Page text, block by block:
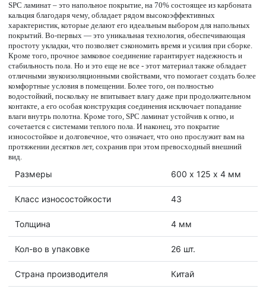
SPC ламинат – это напольное покрытие, на 70% состоящее из карбоната
кальция благодаря чему, обладает рядом высокоэффективных
характеристик, которые делают его идеальным выбором для напольных
покрытий. Во-первых — это уникальная технология, обеспечивающая
простоту укладки, что позволяет сэкономить время и усилия при сборке.
Кроме того, прочное замковое соединение гарантирует надежность и
стабильность пола. Но и это еще не все - этот материал также обладает
отличными звукоизоляционными свойствами, что помогает создать более
комфортные условия в помещении. Более того, он полностью
водостойкий, поскольку не впитывает влагу даже при продолжительном
контакте, а его особая конструкция соединения исключает попадание
влаги внутрь полотна. Кроме того, SPC ламинат устойчив к огню, и
сочетается с системами теплого пола. И наконец, это покрытие
износостойкое и долговечное, что означает, что оно прослужит вам на
протяжении десятков лет, сохранив при этом превосходный внешний
вид.
Размеры 600 х 125 х 4 мм
Класс износостойкости 43
Толщина 4 мм
Кол-во в упаковке 26 шт.
Страна производителя Китай